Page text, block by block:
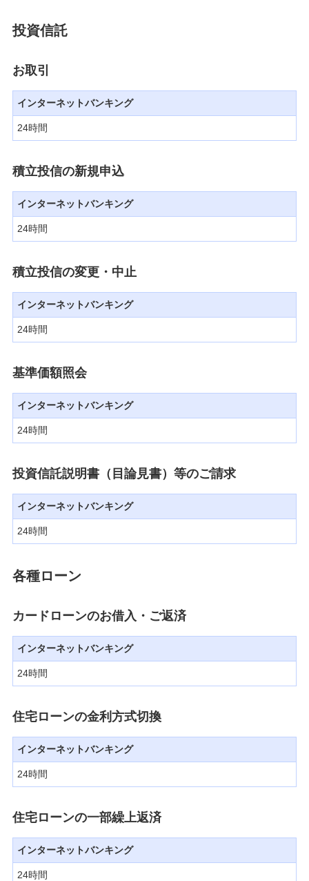
投資信託
お取引
インターネットバンキング
24時間
積立投信の新規申込
インターネットバンキング
24時間
積立投信の変更・中止
インターネットバンキング
24時間
基準価額照会
インターネットバンキング
24時間
投資信託説明書（目論見書）等のご請求
インターネットバンキング
24時間
各種ローン
カードローンのお借入・ご返済
インターネットバンキング
24時間
住宅ローンの金利方式切換
インターネットバンキング
24時間
住宅ローンの一部繰上返済
インターネットバンキング
24時間